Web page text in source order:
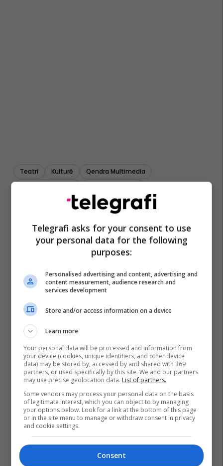
Teatri Kulturë
Qendra Multimedia
Të Gjashtët Kundër Turqisë
Telegrafi asks for your consent to use
your personal data for the following
purposes:
Personalised advertising and content, advertising and
content measurement, audience research and
services development
Store and/or access information on a device
Learn more
Your personal data will be processed and information from
your device (cookies, unique identifiers, and other device
data) may be stored by, accessed by and shared with 369
partners, or used specifically by this site. We and our partners
may use precise geolocation data. List of partners.
Some vendors may process your personal data on the basis
of legitimate interest, which you can object to by managing
your options below. Look for a link at the bottom of this page
or in the site menu to manage or withdraw consent in privacy
and cookie settings.
Consent